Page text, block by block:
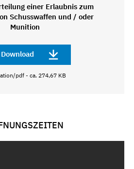
einer Erlaubnis zum
Schusswaffen und / oder
Munition
Download
pdf - ca. 274,67 KB